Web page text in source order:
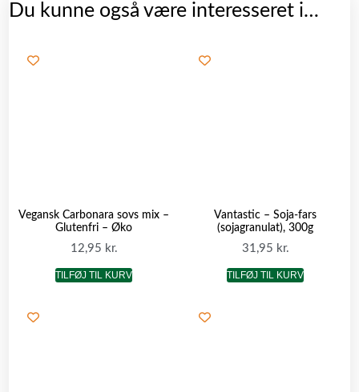
Du kunne også være interesseret i…
Vegansk Carbonara sovs mix –
Glutenfri – Øko
12,95 kr.
TILFØJ TIL KURV
Vantastic – Soja-fars
(sojagranulat), 300g
31,95 kr.
TILFØJ TIL KURV